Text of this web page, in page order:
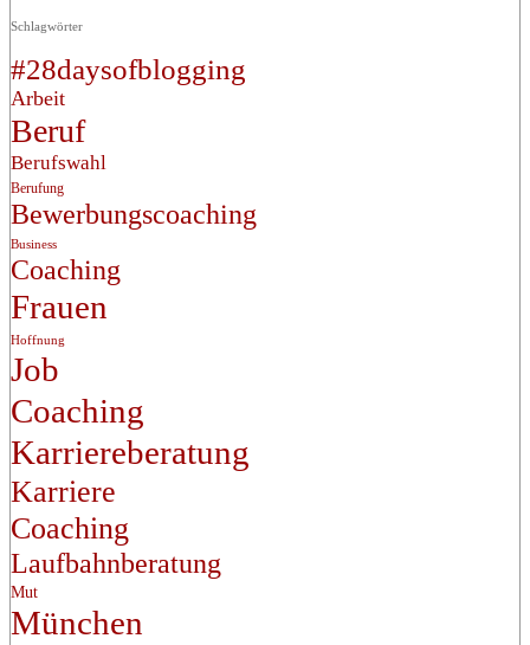
Schlagwörter
#28daysofblogging
Arbeit
Beruf
Berufswahl
Berufung
Bewerbungscoaching
Business
Coaching
Frauen
Hoffnung
Job
Coaching
Karriereberatung
Karriere
Coaching
Laufbahnberatung
Mut
München